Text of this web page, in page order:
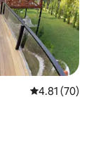
從 70 則評價
4.81 (70)